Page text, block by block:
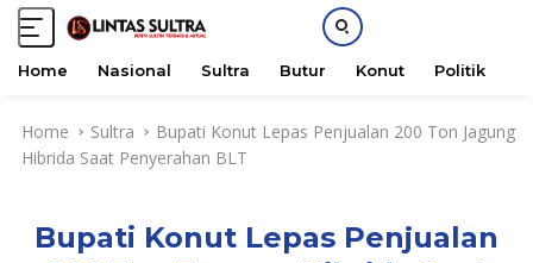
Home Nasional Sultra Butur Konut Politik
Home Sultra
Bupati Konut Lepas Penjualan 200 Ton Jagung
Hibrida Saat Penyerahan BLT
Bupati Konut Lepas Penjualan